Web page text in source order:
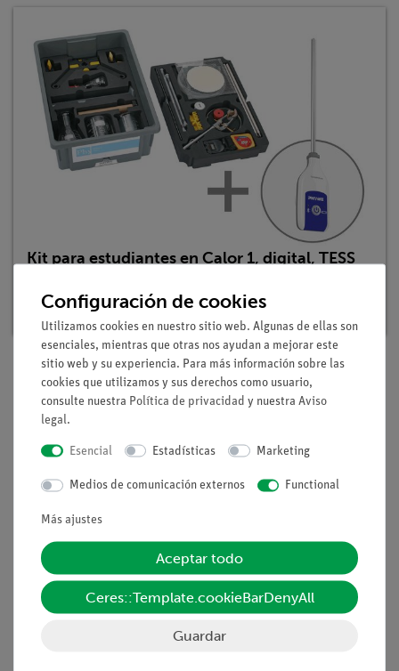
Kit para estudiantes en Calor 1, digital, TESS
Nº de artículo: 25274-88D | Tipo: Set
Descripción
Principio
Se disuelven en agua diferentes cantidades de cloruro de
descenso de la temperatura.
En un problema complementario se estudia cuantitativamente
la correlación entre la masa disuelta y el cambio de
temperatura.
Configuración de cookies
Utilizamos cookies en nuestro sitio web. Algunas de ellas son
esenciales, mientras que otras nos ayudan a mejorar este
sitio web y su experiencia. Para más información sobre las
cookies que utilizamos y sus derechos como usuario,
consulte nuestra Política de privacidad y nuestra Aviso
legal.
Esencial Estadísticas Marketing
Medios de comunicación externos Functional
Más ajustes
Aceptar todo
Ceres::Template.cookieBarDenyAll
Guardar